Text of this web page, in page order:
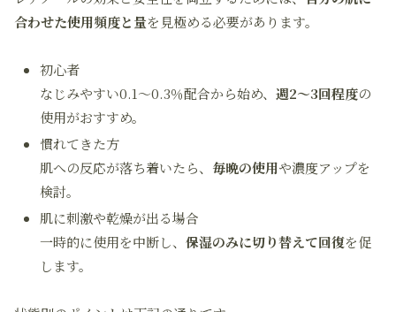
合わせた使用頻度と量を見極める必要があります。
初心者
なじみやすい0.1～0.3％配合から始め、 週2～3回程度の
使用がおすすめ。
慣れてきた方
肌への反応が落ち着いたら、 毎晩の使用や濃度アップを
検討。
肌に刺激や乾燥が出る場合
一時的に使用を中断し、 保湿のみに切り替えて回復を促
します。